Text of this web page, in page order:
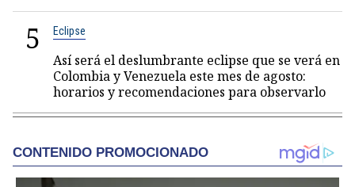
5 Eclipse
Así será el deslumbrante eclipse que se verá en
Colombia y Venezuela este mes de agosto:
horarios y recomendaciones para observarlo